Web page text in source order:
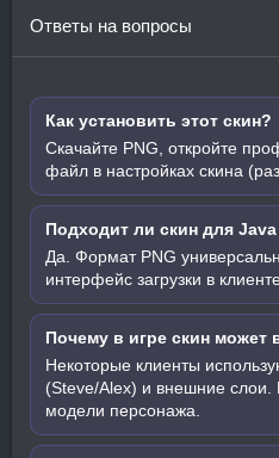
Ответы на вопросы
Как установить этот скин?
Скачайте PNG, откройте
файл в настройках скина
Подходит ли скин для
Да. Формат PNG
интерфейс загрузки в клиенте.
Почему в игре скин может
Некоторые клиенты
(Steve/Alex) и внешние слои.
модели персонажа.